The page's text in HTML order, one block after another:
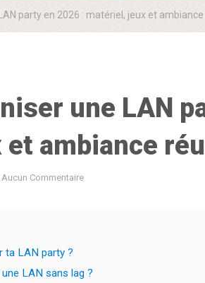
party en 2026 : matériel, jeux et
une LAN
ambiance
Aucun Commentaire
ta LAN party ?
LAN sans lag ?